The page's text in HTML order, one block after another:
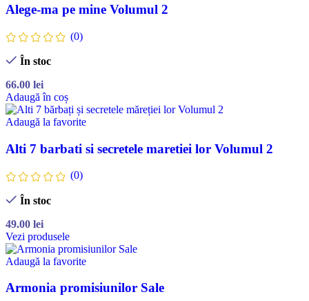
Alege-ma pe mine Volumul 2
(0)
În stoc
66.00 lei
Adaugă în coș
Adaugă la favorite
Alti 7 barbati si secretele maretiei lor Volumul 2
(0)
În stoc
49.00 lei
Vezi produsele
Adaugă la favorite
Armonia promisiunilor Sale